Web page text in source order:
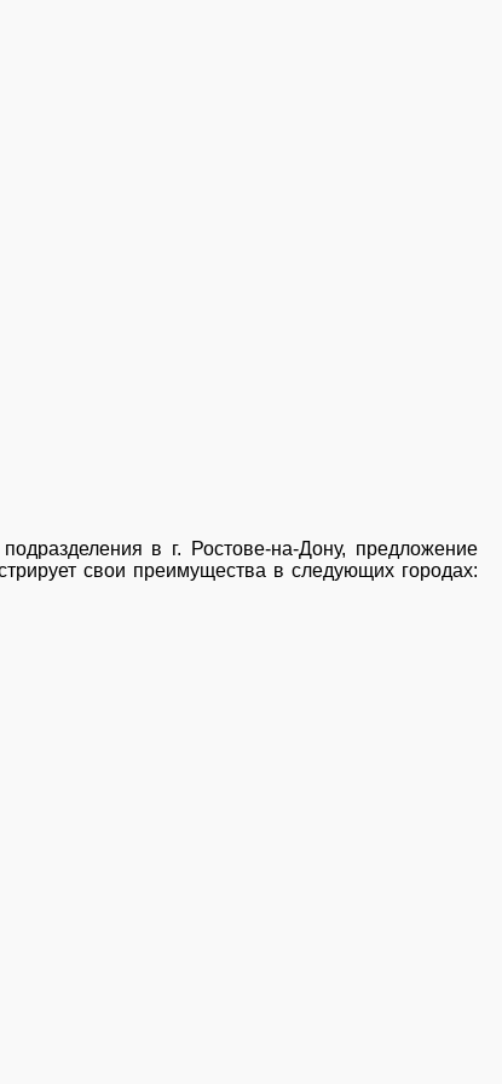
в г. Ростове-на-Дону, предложение
свои преимущества в следующих городах: